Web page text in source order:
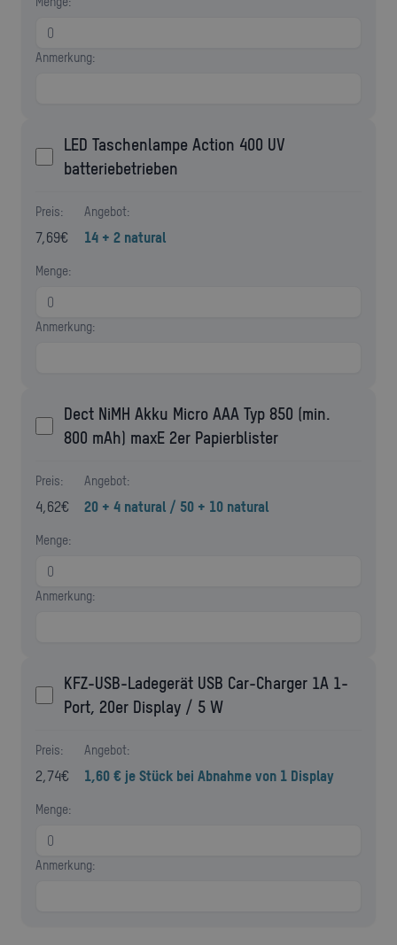
Anmerkung:
LED Taschenlampe Action 400 UV
batteriebetrieben
Preis:
7,69€
Angebot:
14 + 2 natural
Menge:
Anmerkung:
Dect NiMH Akku Micro AAA Typ 850 (min.
800 mAh) maxE 2er Papierblister
Preis:
4,62€
Angebot:
20 + 4 natural / 50 + 10 natural
Menge:
Anmerkung:
KFZ-USB-Ladegerät USB Car-Charger 1A 1-
Port, 20er Display / 5 W
Preis:
2,74€
Angebot:
1,60 € je Stück bei Abnahme von 1 Display
Menge:
Anmerkung: